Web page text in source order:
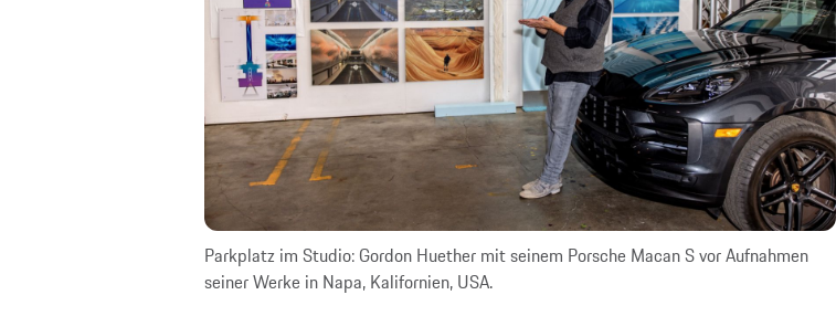
Parkplatz im Studio: Gordon Huether mit seinem Porsche Macan S vor Aufnahmen
seiner Werke in Napa, Kalifornien, USA.